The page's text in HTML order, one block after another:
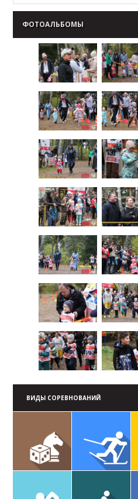
ФОТОАЛЬБОМЫ
ВИДЫ СОРЕВНОВАНИЙ